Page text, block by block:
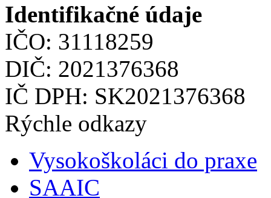
Identifikačné údaje
IČO: 31118259
DIČ: 2021376368
IČ DPH: SK2021376368
Rýchle odkazy
Vysokoškoláci do praxe
SAAIC